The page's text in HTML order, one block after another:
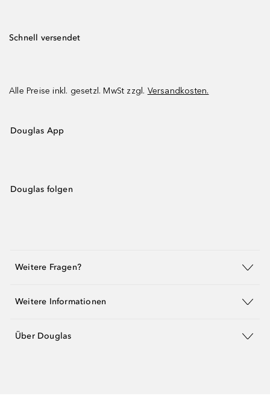
Schnell versendet
Alle Preise inkl. gesetzl. MwSt zzgl. Versandkosten.
Douglas App
Douglas folgen
Weitere Fragen?
Weitere Informationen
Über Douglas